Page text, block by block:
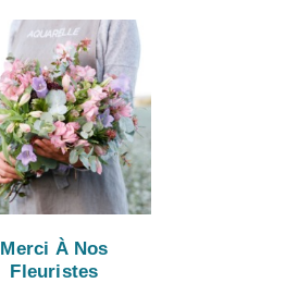
Merci À Nos
Fleuristes